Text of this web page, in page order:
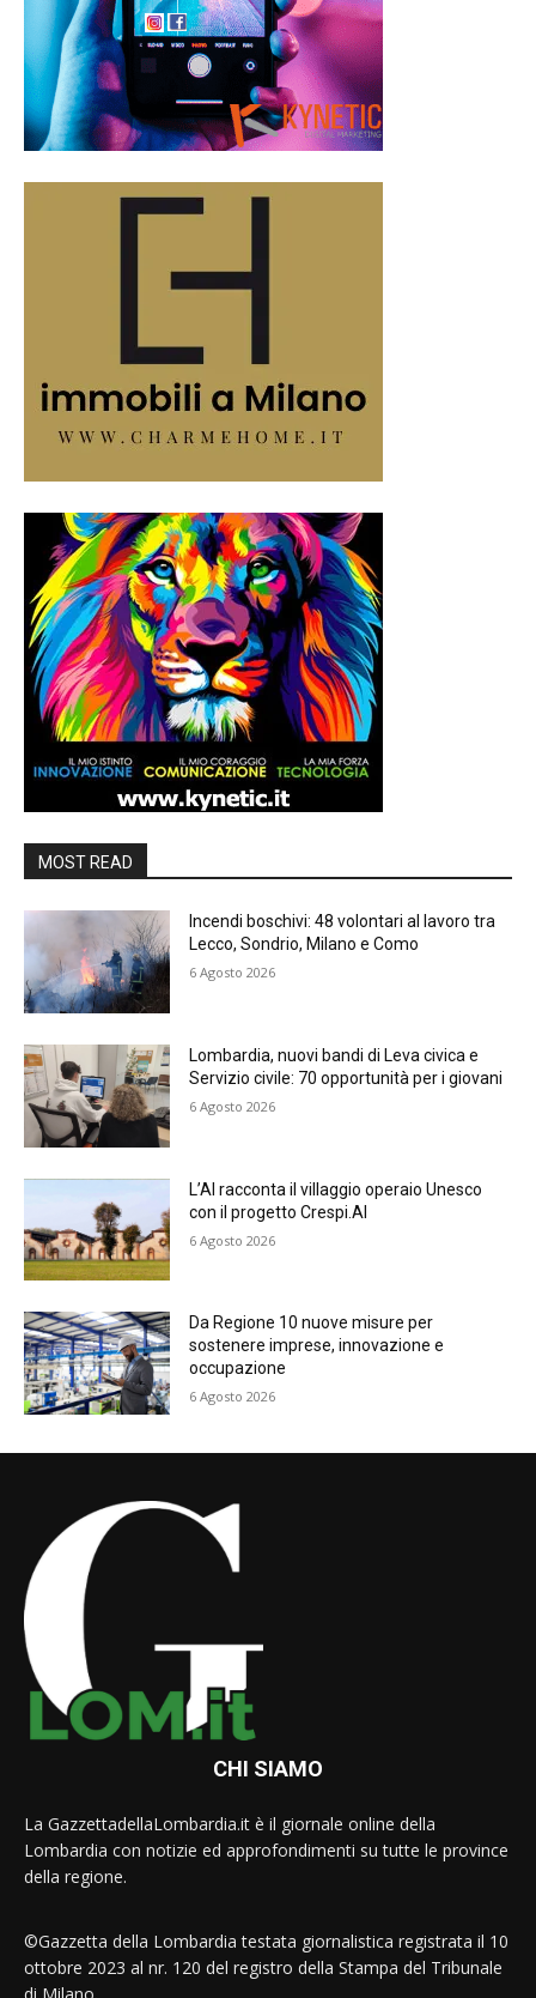
MOST READ
Incendi boschivi: 48 volontari al lavoro tra
Lecco, Sondrio, Milano e Como
6 Agosto 2026
Lombardia, nuovi bandi di Leva civica e
Servizio civile: 70 opportunità per i giovani
6 Agosto 2026
L’AI racconta il villaggio operaio Unesco
con il progetto Crespi.AI
6 Agosto 2026
Da Regione 10 nuove misure per
sostenere imprese, innovazione e
occupazione
6 Agosto 2026
CHI SIAMO
La GazzettadellaLombardia.it è il giornale online della
Lombardia con notizie ed approfondimenti su tutte le province
della regione.
©Gazzetta della Lombardia testata giornalistica registrata il 10
ottobre 2023 al nr. 120 del registro della Stampa del Tribunale